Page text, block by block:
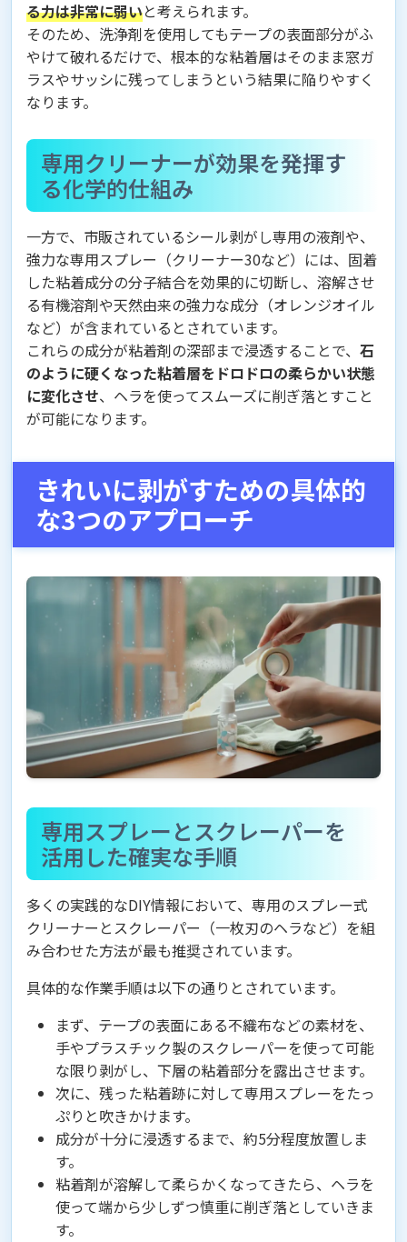
る力は非常に弱いと考えられます。
そのため、洗浄剤を使用してもテープの表面部分がふ
やけて破れるだけで、根本的な粘着層はそのまま窓ガ
ラスやサッシに残ってしまうという結果に陥りやすく
なります。
専用クリーナーが効果を発揮す
る化学的仕組み
一方で、市販されているシール剥がし専用の液剤や、
強力な専用スプレー（クリーナー30など）には、固着
した粘着成分の分子結合を効果的に切断し、溶解させ
る有機溶剤や天然由来の強力な成分（オレンジオイル
など）が含まれているとされています。
これらの成分が粘着剤の深部まで浸透することで、 石
のように硬くなった粘着層をドロドロの柔らかい状態
に変化させ、ヘラを使ってスムーズに削ぎ落とすこと
が可能になります。
きれいに剥がすための具体的
な3つのアプローチ
専用スプレーとスクレーパーを
活用した確実な手順
多くの実践的なDIY情報において、専用のスプレー式
クリーナーとスクレーパー（一枚刃のヘラなど）を組
み合わせた方法が最も推奨されています。
具体的な作業手順は以下の通りとされています。
まず、テープの表面にある不織布などの素材を、
手やプラスチック製のスクレーパーを使って可能
な限り剥がし、下層の粘着部分を露出させます。
次に、残った粘着跡に対して専用スプレーをたっ
ぷりと吹きかけます。
成分が十分に浸透するまで、約5分程度放置しま
す。
粘着剤が溶解して柔らかくなってきたら、ヘラを
使って端から少しずつ慎重に削ぎ落としていきま
す。